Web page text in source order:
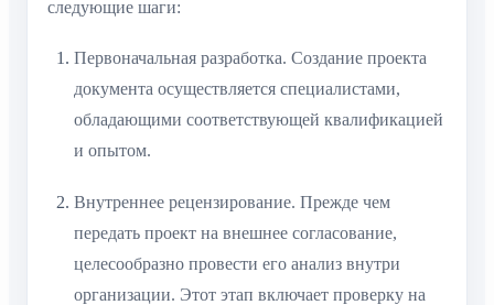
следующие шаги:
Первоначальная разработка. Создание проекта
документа осуществляется специалистами,
обладающими соответствующей квалификацией
и опытом.
Внутреннее рецензирование. Прежде чем
передать проект на внешнее согласование,
целесообразно провести его анализ внутри
организации. Этот этап включает проверку на